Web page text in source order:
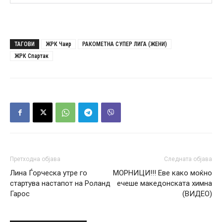
ТАГОВИ ЖРК Чаир
РАКОМЕТНА СУПЕР ЛИГА (ЖЕНИ)
ЖРК Спартак
Претходна објава
Лина Ѓорческа утре го
стартува настапот на Роланд
Гарос
Следната објава
МОРНИЦИ!!! Еве како моќно
ечеше македонската химна
(ВИДЕО)